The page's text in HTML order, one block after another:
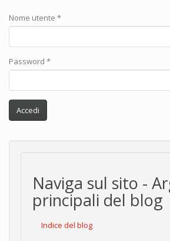
Nome utente *
Password *
Accedi
Naviga sul sito -
principali del blog
Indice del blog